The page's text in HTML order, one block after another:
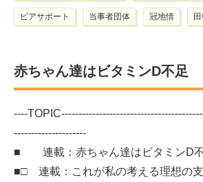
ピアサポート 当事者団体 冠地情
赤ちゃん達はビタミンD不足
----
---------------------
■ 連載：赤ちゃん達はビタミンD不
■□ 連載：これが私の考える理想の支